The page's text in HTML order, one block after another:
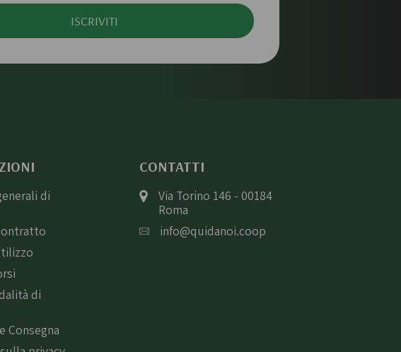
ISCRIVITI
di
di
Consegna
CONTATTI
Via Torino 146 - 00184
Roma
info@quidanoi.coop